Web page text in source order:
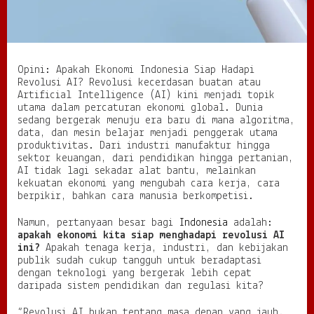
i
a
S
i
a
p
H
a
d
a
p
e
v
o
l
u
Opini: Apakah Ekonomi Indonesia Siap Hadapi
Revolusi AI? Revolusi kecerdasan buatan atau
Artificial Intelligence (AI) kini menjadi topik
utama dalam percaturan ekonomi global. Dunia
sedang bergerak menuju era baru di mana algoritma,
data, dan mesin belajar menjadi penggerak utama
produktivitas. Dari industri manufaktur hingga
sektor keuangan, dari pendidikan hingga pertanian,
AI tidak lagi sekadar alat bantu, melainkan
kekuatan ekonomi yang mengubah cara kerja, cara
berpikir, bahkan cara manusia berkompetisi.
Namun, pertanyaan besar bagi Indonesia adalah:
apakah ekonomi kita siap menghadapi revolusi AI
ini? Apakah tenaga kerja, industri, dan kebijakan
publik sudah cukup tangguh untuk beradaptasi
dengan teknologi yang bergerak lebih cepat
daripada sistem pendidikan dan regulasi kita?